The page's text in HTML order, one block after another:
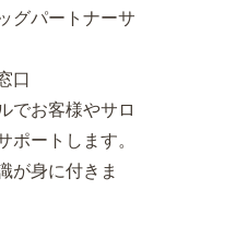
グパートナーサ
口
でお客様やサロ
ポートします。
が身に付きま